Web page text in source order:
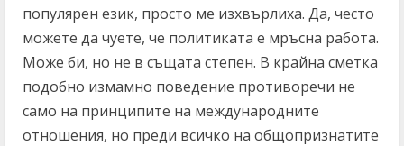
популярен език, просто ме изхвърлиха. Да, често
можете да чуете, че политиката е мръсна работа.
Може би, но не в същата степен. В крайна сметка
подобно измамно поведение противоречи не
само на принципите на международните
отношения, но преди всичко на общопризнатите